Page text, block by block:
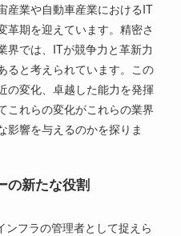
産業や自動車産業におけるIT
革期を迎えています。精密さ
界では、ITが競争力と革新力
ると考えられています。この
の変化、卓越した能力を発揮
これらの変化がこれらの業界
影響を与えるのかを探りま
の新たな役割
フラの管理者として捉えら